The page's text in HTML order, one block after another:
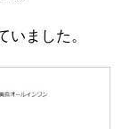
いました。